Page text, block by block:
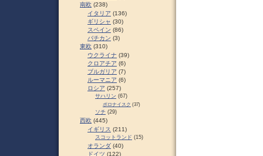
南欧 (238)
イタリア (136)
ギリシャ (30)
スペイン (86)
バチカン (3)
東欧 (310)
ウクライナ (39)
クロアチア (6)
ブルガリア (7)
ルーマニア (6)
ロシア (257)
サハリン (67)
ポロナイスク (37)
ソチ (29)
西欧 (445)
イギリス (211)
スコットランド (15)
オランダ (40)
ドイツ (122)